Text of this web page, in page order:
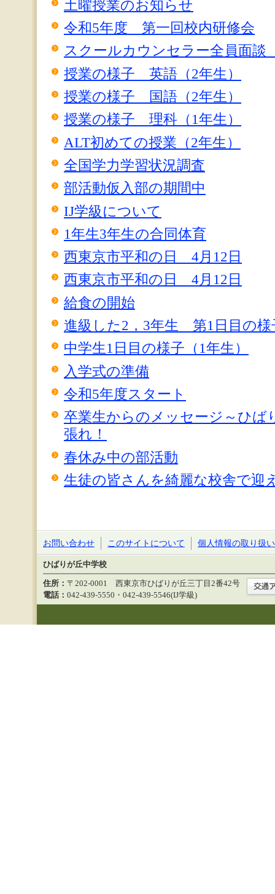
土曜授業のお知らせ
令和5年度 第一回校内研修会
スクールカウンセラー全員面談
授業の様子 英語（2年生）
授業の様子 国語（2年生）
授業の様子 理科（1年生）
ALT初めての授業（2年生）
全国学力学習状況調査
部活動仮入部の期間中
IJ学級について
1年生3年生の合同体育
西東京市平和の日 4月12日
西東京市平和の日 4月12日
給食の開始
進級した2，3年生 第1日目の様
中学生1日目の様子（1年生）
入学式の準備
令和5年度スタート
卒業生からのメッセージ～ひば
張れ！
春休み中の部活動
生徒の皆さんを綺麗な校舎で迎
お問い合わせ このサイトについて 個人情報の取り扱い
ひばりが丘中学校
住所： 〒202-0001 西東京市ひばりが丘三丁目2番42号
電話： 042-439-5550・042-439-5546(IJ学級)